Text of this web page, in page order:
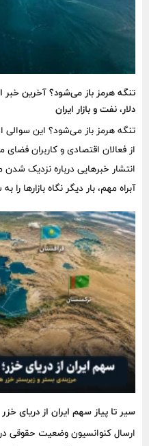
تنگه هرمز باز می‌شود؟ آخرین خبر
دلار، نفت و بازار ایران
تنگه هرمز باز می‌شود؟ این
از فعالان اقتصادی و کاربران
انتشار خبرهایی درباره نزدیک
آبراه مهم، بار دیگر نگاه
است.
سیر تا پیاز سهم ایران از دریای خزر
ارسال کنوانسیون وضعیت حقوقی